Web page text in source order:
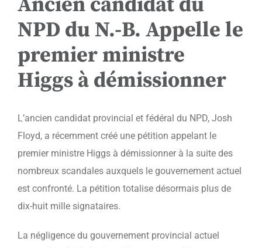
NPD du N.-B. Appelle le
premier ministre
Higgs à démissionner
L’ancien candidat provincial et fédéral du NPD, Josh
Floyd, a récemment créé une pétition appelant le
premier ministre Higgs à démissionner à la suite des
nombreux scandales auxquels le gouvernement actuel
est confronté. La pétition totalise désormais plus de
dix-huit mille signataires.
La négligence du gouvernement provincial actuel